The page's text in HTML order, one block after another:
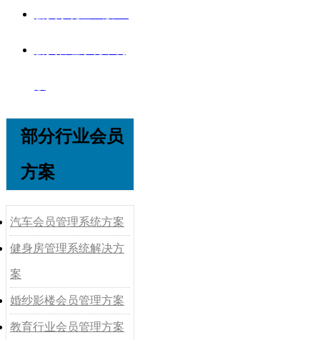
部分行业会员
方案
汽车会员管理系统方案
健身房管理系统解决方
案
婚纱影楼会员管理方案
教育行业会员管理方案